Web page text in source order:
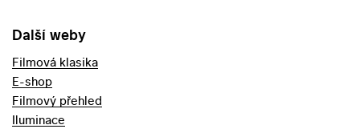
Další weby
Filmová klasika
E-shop
Filmový přehled
Iluminace